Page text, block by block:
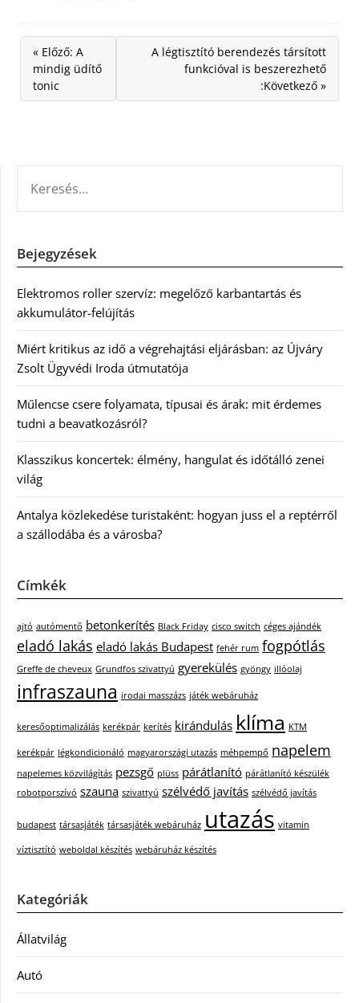
« Előző: A
mindig üdítő
tonic
A légtisztító berendezés társított
funkcióval is beszerezhető
:Következő »
Bejegyzések
Elektromos roller szervíz: megelőző karbantartás és
akkumulátor-felújítás
Miért kritikus az idő a végrehajtási eljárásban: az Újváry
Zsolt Ügyvédi Iroda útmutatója
Műlencse csere folyamata, típusai és árak: mit érdemes
tudni a beavatkozásról?
Klasszikus koncertek: élmény, hangulat és időtálló zenei
világ
Antalya közlekedése turistaként: hogyan juss el a reptérről
a szállodába és a városba?
Címkék
ajtó autómentő betonkerítés Black Friday cisco switch céges ajándék
eladó lakás eladó lakás Budapest fehér rum fogpótlás
Greffe de cheveux Grundfos szivattyú gyerekülés gyöngy illóolaj
infraszauna irodai masszázs játék webáruház
keresőoptimalizálás kerékpár kerítés kirándulás klíma KTM
kerékpár légkondicionáló magyarországi utazás méhpempő napelem
napelemes közvilágítás pezsgő plüss párátlanító párátlanító készülék
robotporszívó szauna szivattyú szélvédő javítás szélvédő javítás
budapest társasjáték társasjáték webáruház utazás vitamin
víztisztító weboldal készítés webáruház készítés
Kategóriák
Állatvilág
Autó